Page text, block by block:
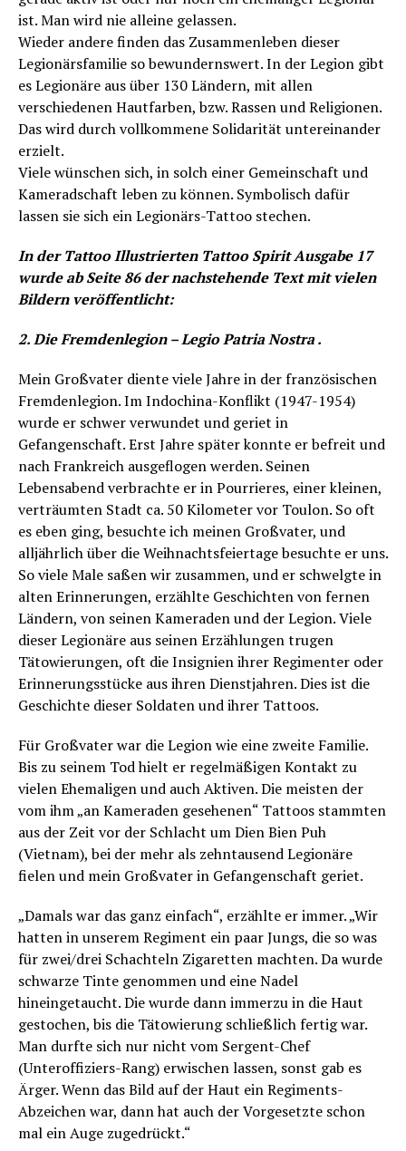
ist. Man wird nie alleine gelassen.
Wieder andere finden das Zusammenleben dieser
Legionärsfamilie so bewundernswert. In der Legion gibt
es Legionäre aus über 130 Ländern, mit allen
verschiedenen Hautfarben, bzw. Rassen und Religionen.
Das wird durch vollkommene Solidarität untereinander
erzielt.
Viele wünschen sich, in solch einer Gemeinschaft und
Kameradschaft leben zu können. Symbolisch dafür
lassen sie sich ein Legionärs-Tattoo stechen.
In der Tattoo Illustrierten Tattoo Spirit Ausgabe 17
wurde ab Seite 86 der nachstehende Text mit vielen
Bildern veröffentlicht:
2. Die Fremdenlegion – Legio Patria Nostra .
Mein Großvater diente viele Jahre in der französischen
Fremdenlegion. Im Indochina-Konflikt (1947-1954)
wurde er schwer verwundet und geriet in
Gefangenschaft. Erst Jahre später konnte er befreit und
nach Frankreich ausgeflogen werden. Seinen
Lebensabend verbrachte er in Pourrieres, einer kleinen,
verträumten Stadt ca. 50 Kilometer vor Toulon. So oft
es eben ging, besuchte ich meinen Großvater, und
alljährlich über die Weihnachtsfeiertage besuchte er uns.
So viele Male saßen wir zusammen, und er schwelgte in
alten Erinnerungen, erzählte Geschichten von fernen
Ländern, von seinen Kameraden und der Legion. Viele
dieser Legionäre aus seinen Erzählungen trugen
Tätowierungen, oft die Insignien ihrer Regimenter oder
Erinnerungsstücke aus ihren Dienstjahren. Dies ist die
Geschichte dieser Soldaten und ihrer Tattoos.
Für Großvater war die Legion wie eine zweite Familie.
Bis zu seinem Tod hielt er regelmäßigen Kontakt zu
vielen Ehemaligen und auch Aktiven. Die meisten der
vom ihm „an Kameraden gesehenen“ Tattoos stammten
aus der Zeit vor der Schlacht um Dien Bien Puh
(Vietnam), bei der mehr als zehntausend Legionäre
fielen und mein Großvater in Gefangenschaft geriet.
„Damals war das ganz einfach“, erzählte er immer. „Wir
hatten in unserem Regiment ein paar Jungs, die so was
für zwei/drei Schachteln Zigaretten machten. Da wurde
schwarze Tinte genommen und eine Nadel
hineingetaucht. Die wurde dann immerzu in die Haut
gestochen, bis die Tätowierung schließlich fertig war.
Man durfte sich nur nicht vom Sergent-Chef
(Unteroffiziers-Rang) erwischen lassen, sonst gab es
Ärger. Wenn das Bild auf der Haut ein Regiments-
Abzeichen war, dann hat auch der Vorgesetzte schon
mal ein Auge zugedrückt.“